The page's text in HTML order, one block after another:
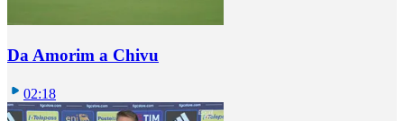
Da Amorim a Chivu
02:18